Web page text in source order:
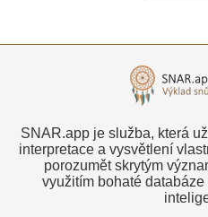
SNAR.app je služba, která
interpretace a vysvětlení
porozumět skrytým
využitím bohaté